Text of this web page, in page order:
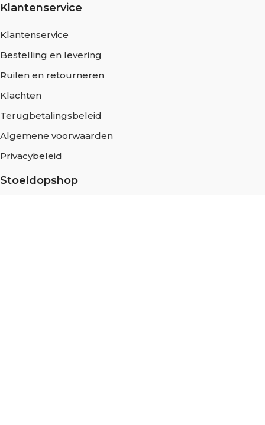
Klantenservice
Klantenservice
Bestelling en levering
Ruilen en retourneren
Klachten
Terugbetalingsbeleid
Algemene voorwaarden
Privacybeleid
Stoeldopshop